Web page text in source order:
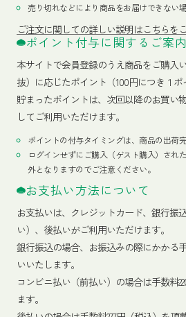
売り切れなどにより商品をお届けできない
ご注文に関しての詳しい説明はこちらを
ポイント付与に関するご案内
本サイトで会員登録のうえ商品をご購入
抜）に応じたポイント（100円につき１ポ
貯まったポイントは、次回以降のお買い
してご利用いただけます。
ポイントの付与タイミングは、商品の出荷
ログインせずにご購入（ゲスト購入）され
外となりますのでご注意ください。
お支払い方法について
お支払いは、クレジットカード、銀行振
い）、後払いがご利用いただけます。
銀行振込の場合、お振込みの際にかかる
いいたします。
コンビニ払い（前払い）の場合は手数料
ます。